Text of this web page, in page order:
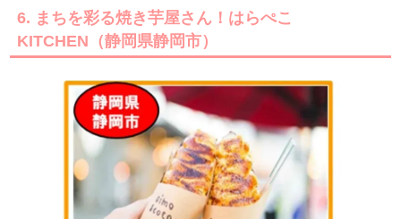
6. まちを彩る焼き芋屋さん！はらぺこ
KITCHEN（静岡県静岡市）